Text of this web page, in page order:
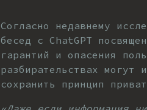
Согласно недавнему
бесед с ChatGPT
гарантий и опасения
разбирательствах могут
сохранить принцип